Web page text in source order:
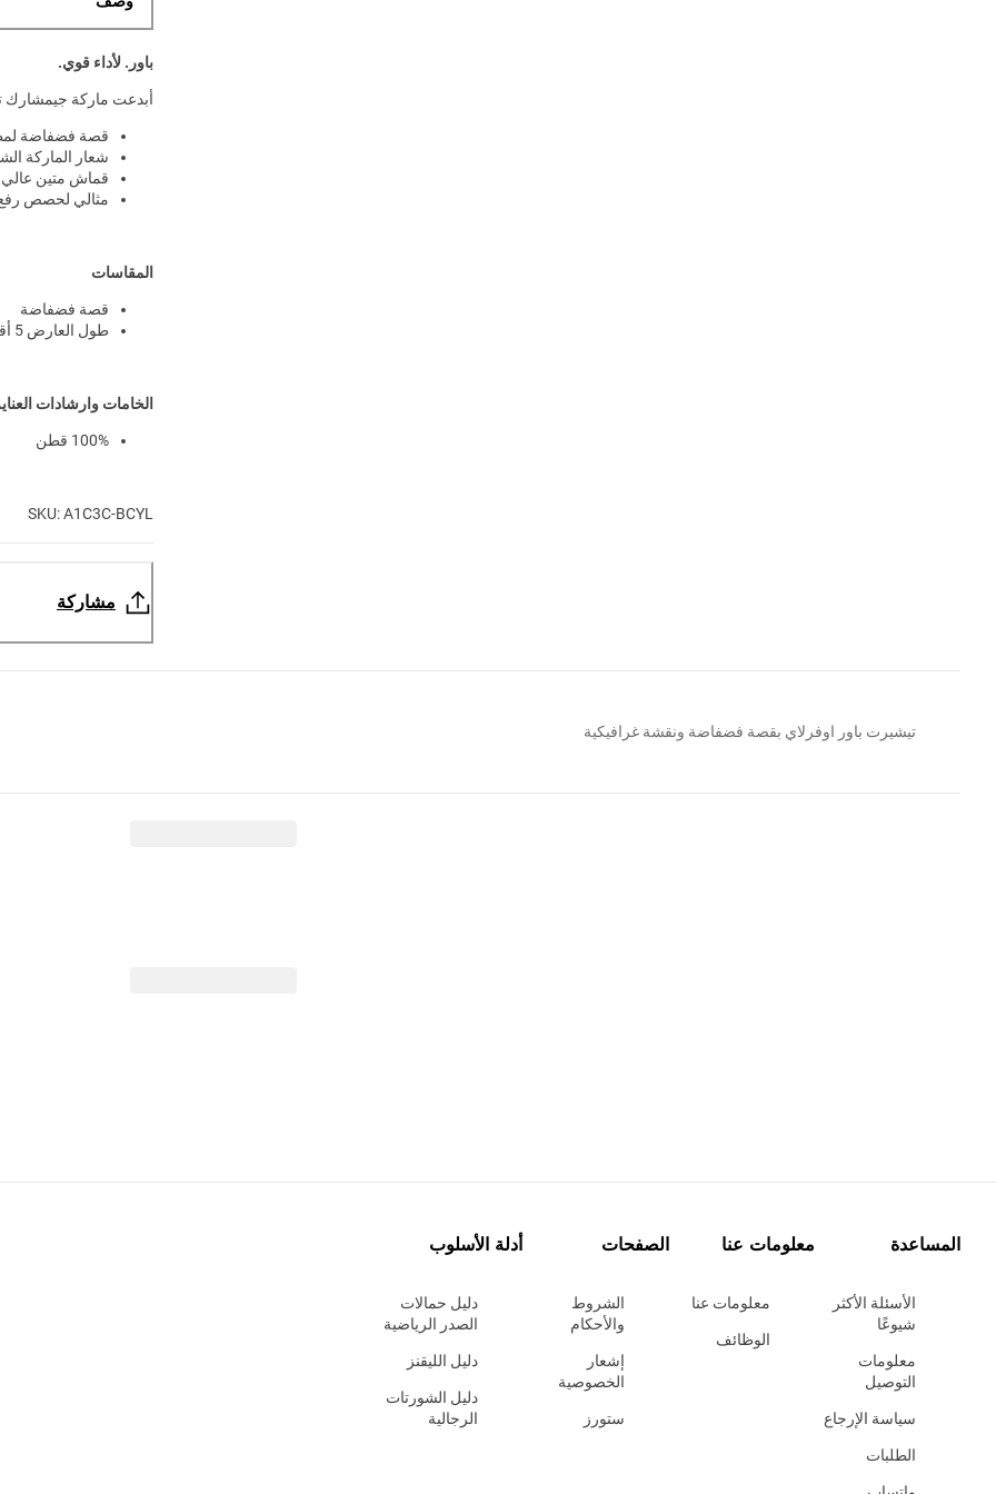
باور. لأداء قوي.
أبدعت ماركة جيمشارك
قصة فضفاضة
شعار الماركة
قماش متين عالي
مثالي لحصص رفع
المقاسات
قصة فضفاضة
طول العارض 5 أقدام و10 بوصة ويرتدي مقاس L
الخامات وارشادات
100% قطن
SKU: A1C3C-BCYL
مشاركة
تيشيرت باور اوفرلاي بقصة فضفاضة ونقشة غرافيكية
المساعدة
الأسئلة الأكثر
شيوعًا
معلومات
التوصيل
سياسة الإرجاع
الطلبات
معلومات عنا
معلومات عنا
الوظائف
الصفحات
الشروط
والأحكام
إشعار
الخصوصية
ستورز
أدلة الأسلوب
دليل حمالات
الصدر الرياضية
دليل الليقنز
دليل الشورتات
الرجالية